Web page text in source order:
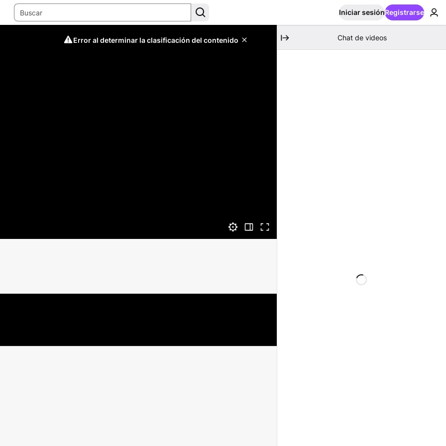
Iniciar sesiónRegistrarse
Error al determinar la clasificación del contenido Chat de videos